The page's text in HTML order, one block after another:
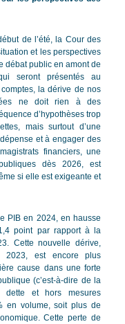
de l’été, la Cour des
et les perspectives
débat public en amont de
seront présentés au
la dérive de nos
ne doit rien à des
d’hypothèses trop
mais surtout d’une
et à engager des
financiers, une
dès 2026, est
si elle est exigeante et
PIB en 2024, en hausse
point par rapport à la
Cette nouvelle dérive,
2023, est encore plus
cause dans une forte
(c’est-à-dire de la
et hors mesures
en volume, soit plus de
Cette perte de